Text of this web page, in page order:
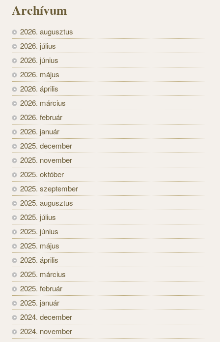
Archívum
2026. augusztus
2026. július
2026. június
2026. május
2026. április
2026. március
2026. február
2026. január
2025. december
2025. november
2025. október
2025. szeptember
2025. augusztus
2025. július
2025. június
2025. május
2025. április
2025. március
2025. február
2025. január
2024. december
2024. november